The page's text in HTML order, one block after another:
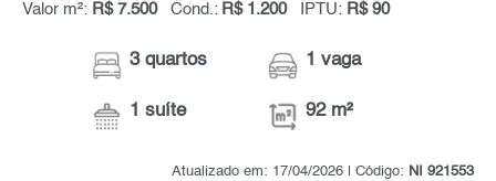
Valor m²: R$ 7.500 Cond.: R$ 1.200 IPTU: R$ 90
3 quartos
1 suíte
1 vaga
92 m²
Atualizado em: 17/04/2026 | Código: NI 921553